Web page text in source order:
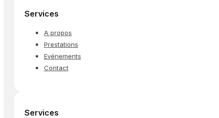
Services
A propos
Prestations
Evénements
Contact
Services